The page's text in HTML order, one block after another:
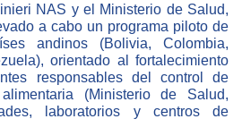
NAS y el Ministerio de Salud,
a cabo un programa piloto de
andinos (Bolivia, Colombia,
orientado al fortalecimiento
responsables del control de
(Ministerio de Salud,
laboratorios y centros de